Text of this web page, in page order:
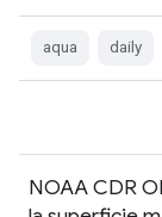
aqua daily
NOAA CDR